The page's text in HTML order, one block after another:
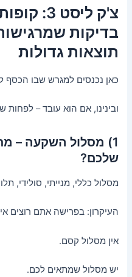
בדיקות
תוצאות גדולות
כאן נכנסים למגרש שבו
ובינינו, אם הוא עובד – לפחות
1) מסלול השקעה –
שלכם?
מסלול כללי, מנייתי, סולידי,
העיקרון: בפרישה אתם רוצים
אין מסלול קסם.
יש מסלול שמתאים לכם.